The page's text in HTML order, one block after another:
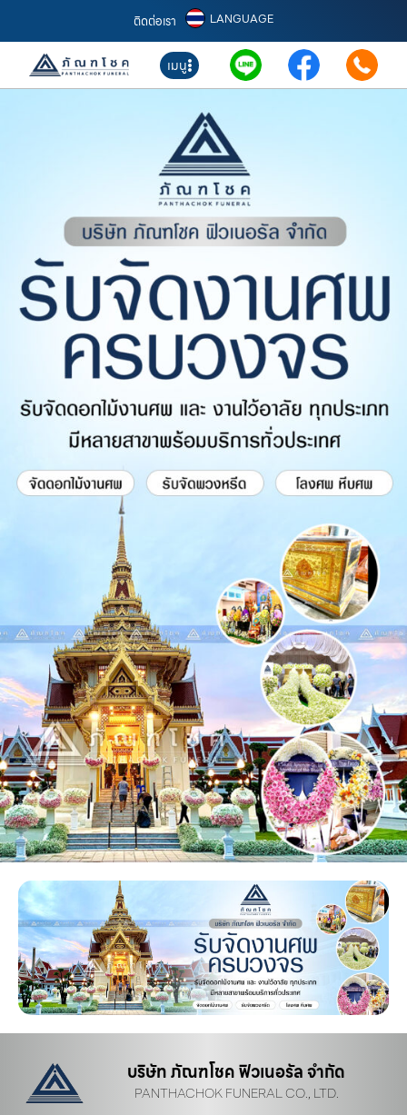
ติดต่อเรา LANGUAGE
เมนู
บริษัท ภัณฑโชค ฟิวเนอรัล จำกัด
PANTHACHOK FUNERAL CO., LTD.